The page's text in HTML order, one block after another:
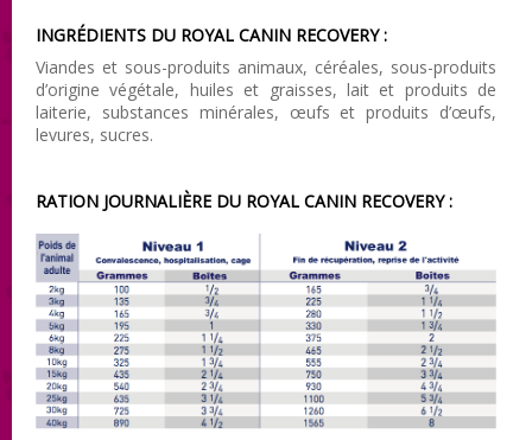
INGRÉDIENTS DU ROYAL CANIN RECOVERY :
Viandes et sous-produits animaux, céréales, sous-produits
d’origine végétale, huiles et graisses, lait et produits de
laiterie, substances minérales, œufs et produits d’œufs,
levures, sucres.
RATION JOURNALIÈRE DU ROYAL CANIN RECOVERY :